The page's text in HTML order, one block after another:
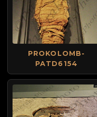
PROKOLOMB-
PATD6154